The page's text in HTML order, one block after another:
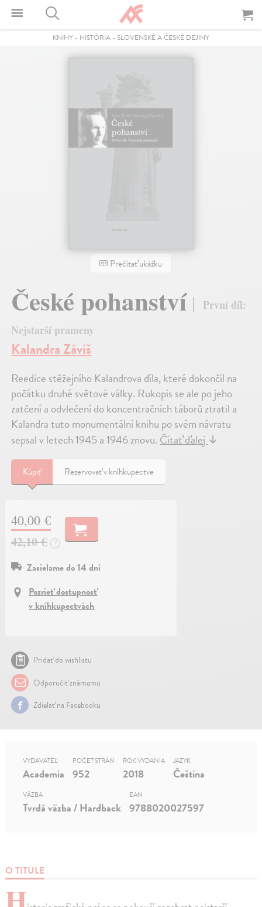
KNIHY - HISTÓRIA - SLOVENSKÉ A ČESKÉ DEJINY
Prečítať ukážku
České pohanství
První díl:
Nejstarší prameny
Kalandra Záviš
Reedice stěžejního Kalandrova díla, které dokončil na
počátku druhé světové války. Rukopis se ale po jeho
zatčení a odvlečení do koncentračních táborů ztratil a
Kalandra tuto monumentální knihu po svém návratu
sepsal v letech 1945 a 1946 znovu.Čítať ďalej↓
Kúpiť Rezervovať v kníhkupectve
40,00 €
42,10 €
?
Zasielame do 14 dní
Pozrieť dostupnosť
v kníhkupectvách
Pridať do wishlistu
Odporučiť známemu
Zdielať na Facebooku
O TITULE
VYDAVATEĽ
Academia
POČET STRÁN
952
ROK VYDANIA
2018
JAZYK
Čeština
VÄZBA
Tvrdá väzba / Hardback
EAN
9788020027597